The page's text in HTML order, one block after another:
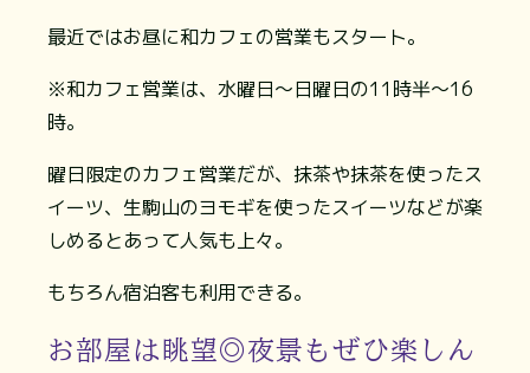
最近ではお昼に和カフェの営業もスタート。
※和カフェ営業は、水曜日～日曜日の11時半～16
時。
曜日限定のカフェ営業だが、抹茶や抹茶を使ったス
イーツ、生駒山のヨモギを使ったスイーツなどが楽
しめるとあって人気も上々。
もちろん宿泊客も利用できる。
お部屋は眺望◎夜景もぜひ楽しん